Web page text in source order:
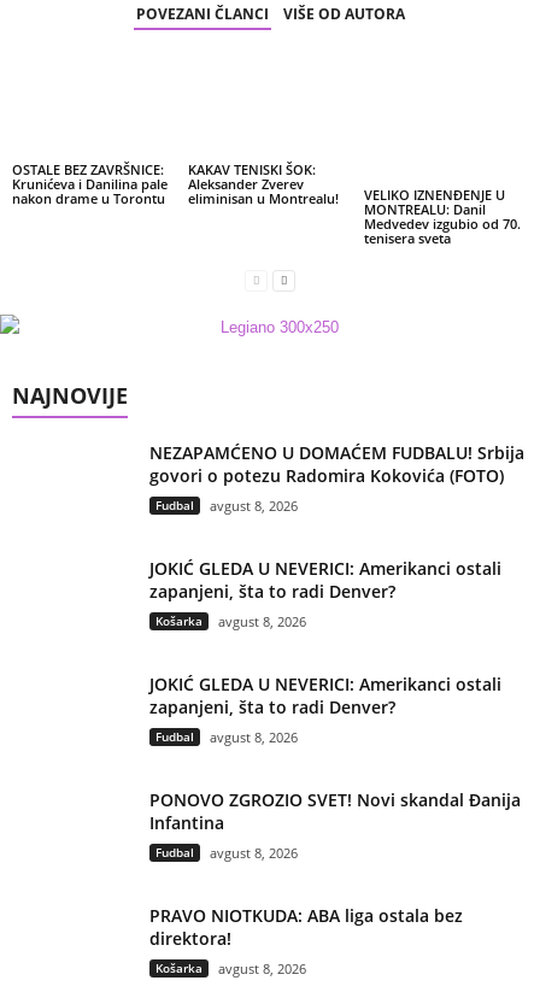
POVEZANI ČLANCI VIŠE OD AUTORA
OSTALE BEZ ZAVRŠNICE:
Krunićeva i Danilina pale
nakon drame u Torontu
KAKAV TENISKI ŠOK:
Aleksander Zverev
eliminisan u Montrealu!
VELIKO IZNENĐENJE U
MONTREALU: Danil
Medvedev izgubio od 70.
tenisera sveta
NAJNOVIJE
NEZAPAMĆENO U DOMAĆEM FUDBALU! Srbija
govori o potezu Radomira Kokovića (FOTO)
Fudbal avgust 8, 2026
JOKIĆ GLEDA U NEVERICI: Amerikanci ostali
zapanjeni, šta to radi Denver?
Košarka avgust 8, 2026
JOKIĆ GLEDA U NEVERICI: Amerikanci ostali
zapanjeni, šta to radi Denver?
Fudbal avgust 8, 2026
PONOVO ZGROZIO SVET! Novi skandal Đanija
Infantina
Fudbal avgust 8, 2026
PRAVO NIOTKUDA: ABA liga ostala bez
direktora!
Košarka avgust 8, 2026